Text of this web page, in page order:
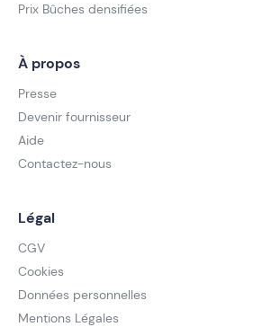
Prix Bûches densifiées
À propos
Presse
Devenir fournisseur
Aide
Contactez-nous
Légal
CGV
Cookies
Données personnelles
Mentions Légales